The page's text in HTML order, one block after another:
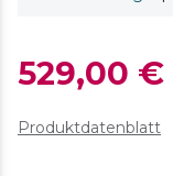
529,00 €
Produktdatenblatt